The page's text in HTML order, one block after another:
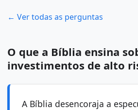
← Ver todas as perguntas
O que a Bíblia ensina
investimentos de alto
A Bíblia desencoraja a